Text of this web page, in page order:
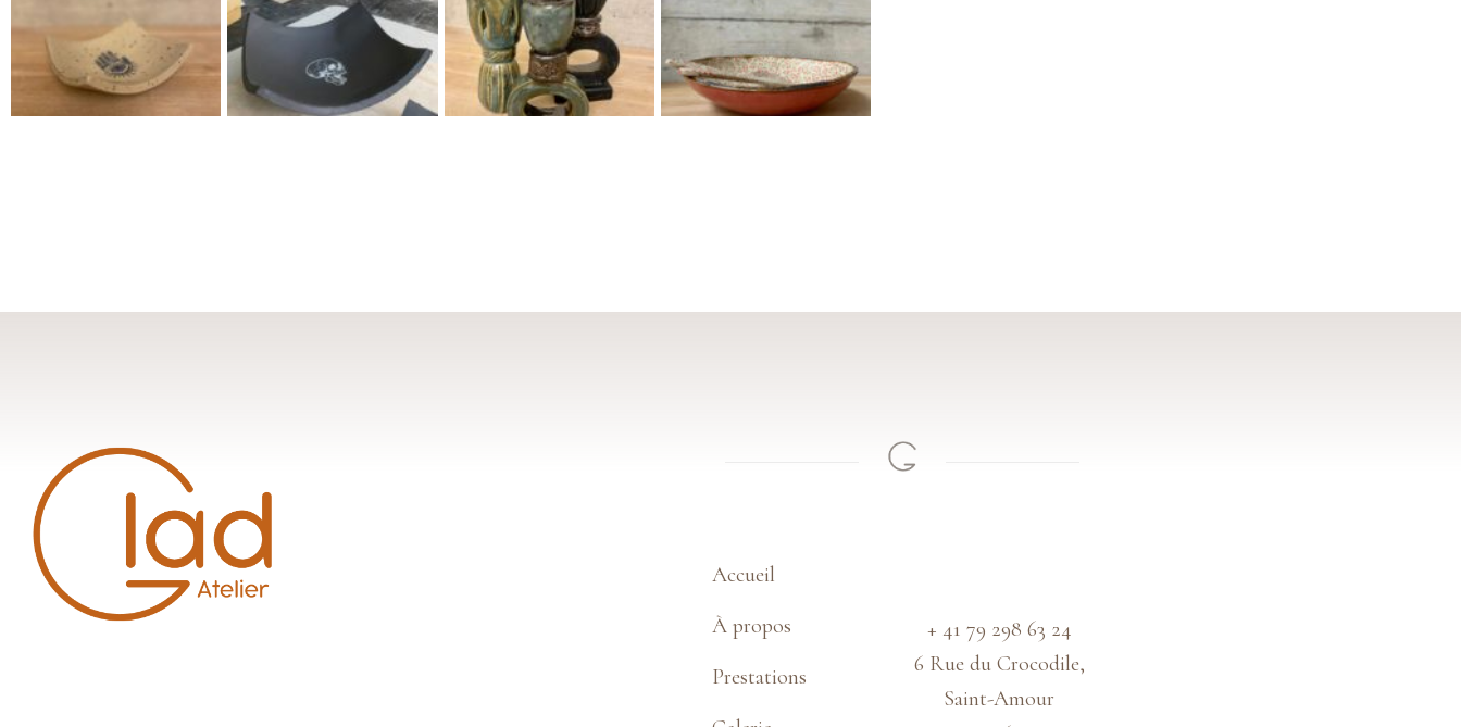
Accueil
À propos
Prestations
+ 41 79 298 63 24
6 Rue du Crocodile,
Saint-Amour